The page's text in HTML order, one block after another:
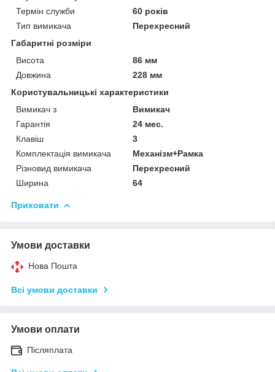
Термін служби
60 років
Тип вимикача
Перехресний
Габаритні розміри
Висота
86 мм
Довжина
228 мм
Користувальницькі характеристики
Вимикач з
Вимикач
Гарантія
24 мес.
Клавіш
3
Комплектація вимикача
Механізм+Рамка
Різновид вимикача
Перехресний
Ширина
64
Приховати
Умови доставки
Нова Пошта
Всі умови доставки
Умови оплати
Післяплата